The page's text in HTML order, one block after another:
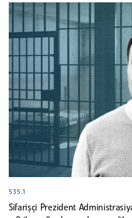
535.1
Sifarişçi Prezident